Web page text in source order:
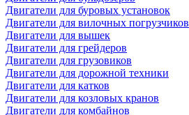
Двигатели для буровых установок
Двигатели для вилочных погрузчиков
Двигатели для вышек
Двигатели для грейдеров
Двигатели для грузовиков
Двигатели для дорожной техники
Двигатели для катков
Двигатели для козловых кранов
Двигатели для комбайнов